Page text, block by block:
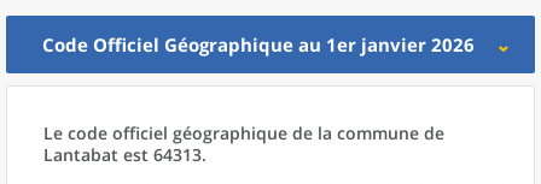
Code Officiel Géographique au 1er janvier 2026
Le code officiel géographique de la commune de
Lantabat est 64313.